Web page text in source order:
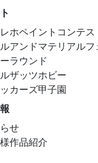
ホペイントコンテス
アンドマテリアルフ
ラウンド
ザッツホビー
カーズ甲子園
せ
作品紹介